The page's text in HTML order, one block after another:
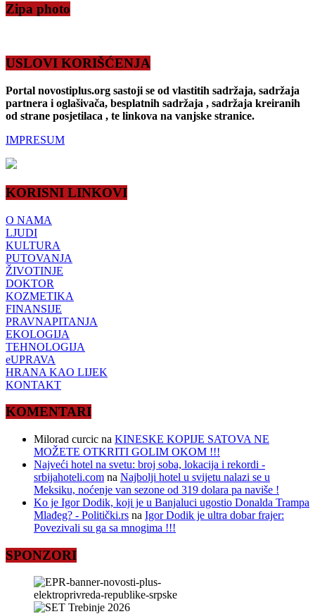
Zipa photo
USLOVI KORIŠĆENJA
Portal novostiplus.org sastoji se od vlastitih sadržaja, sadržaja
partnera i oglašivača, besplatnih sadržaja , sadržaja kreiranih
od strane posjetilaca , te linkova na vanjske stranice.
IMPRESUM
KORISNI LINKOVI
O NAMA
LJUDI
KULTURA
PUTOVANJA
ŽIVOTINJE
DOKTOR
KOZMETIKA
FINANSIJE
PRAVNAPITANJA
EKOLOGIJA
TEHNOLOGIJA
eUPRAVA
HRANA KAO LIJEK
KONTAKT
KOMENTARI
Milorad curcic na KINESKE KOPIJE SATOVA NE
MOŽETE OTKRITI GOLIM OKOM !!!
Najveći hotel na svetu: broj soba, lokacija i rekordi -
srbijahoteli.com na Najbolji hotel u svijetu nalazi se u
Meksiku, noćenje van sezone od 319 dolara pa naviše !
Ko je Igor Dodik, koji je u Banjaluci ugostio Donalda Trampa
Mlađeg? - Politički.rs na Igor Dodik je ultra dobar frajer:
Povezivali su ga sa mnogima !!!
SPONZORI